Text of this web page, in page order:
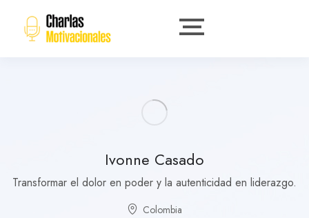
Ivonne Casado
Transformar el dolor en poder y la autenticidad en liderazgo.
Colombia